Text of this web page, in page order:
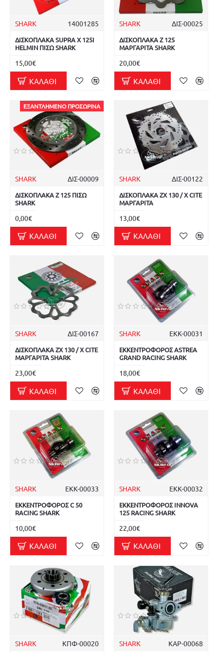
SHARK 14001285
ΔΙΣΚΟΠΛΑΚΑ SUPRA X 125I
HELMIN ΠΙΣΩ SHARK
15,00€
ΚΑΛΆΘΙ
SHARK ΔΙΣ-00025
ΔΙΣΚΟΠΛΑΚΑ Z 125
ΜΑΡΓΑΡΙΤΑ SHARK
20,00€
ΚΑΛΆΘΙ
ΕΞΑΝΤΛΗΜΈΝΟ ΠΡΟΣΩΡΙΝΆ
SHARK ΔΙΣ-00009
ΔΙΣΚΟΠΛΑΚΑ Z 125 ΠΙΣΩ
SHARK
0,00€
ΚΑΛΆΘΙ
SHARK ΔΙΣ-00122
ΔΙΣΚΟΠΛΑΚΑ ZX 130 / X CITE
ΜΑΡΓΑΡΙΤΑ
13,00€
ΚΑΛΆΘΙ
SHARK ΔΙΣ-00167
ΔΙΣΚΟΠΛΑΚΑ ΖΧ 130 / X CITE
ΜΑΡΓΑΡΙΤΑ SHARK
23,00€
ΚΑΛΆΘΙ
SHARK ΕΚΚ-00031
ΕΚΚΕΝΤΡΟΦΟΡΟΣ ASTREA
GRAND RACING SHARK
18,00€
ΚΑΛΆΘΙ
SHARK ΕΚΚ-00033
ΕΚΚΕΝΤΡΟΦΟΡΟΣ C 50
RACING SHARK
10,00€
ΚΑΛΆΘΙ
SHARK ΕΚΚ-00032
ΕΚΚΕΝΤΡΟΦΟΡΟΣ INNOVA
125 RACING SHARK
22,00€
ΚΑΛΆΘΙ
SHARK ΚΠΦ-00020 SHARK ΚΑΡ-00068